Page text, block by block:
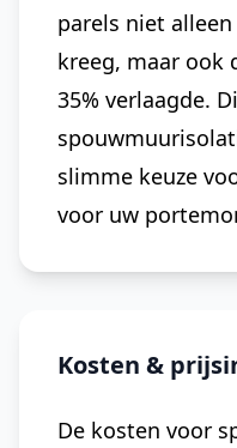
parels niet
kreeg, maar ook
35% verlaagde.
slimme keuze
voor uw
Kosten &
De kosten voor